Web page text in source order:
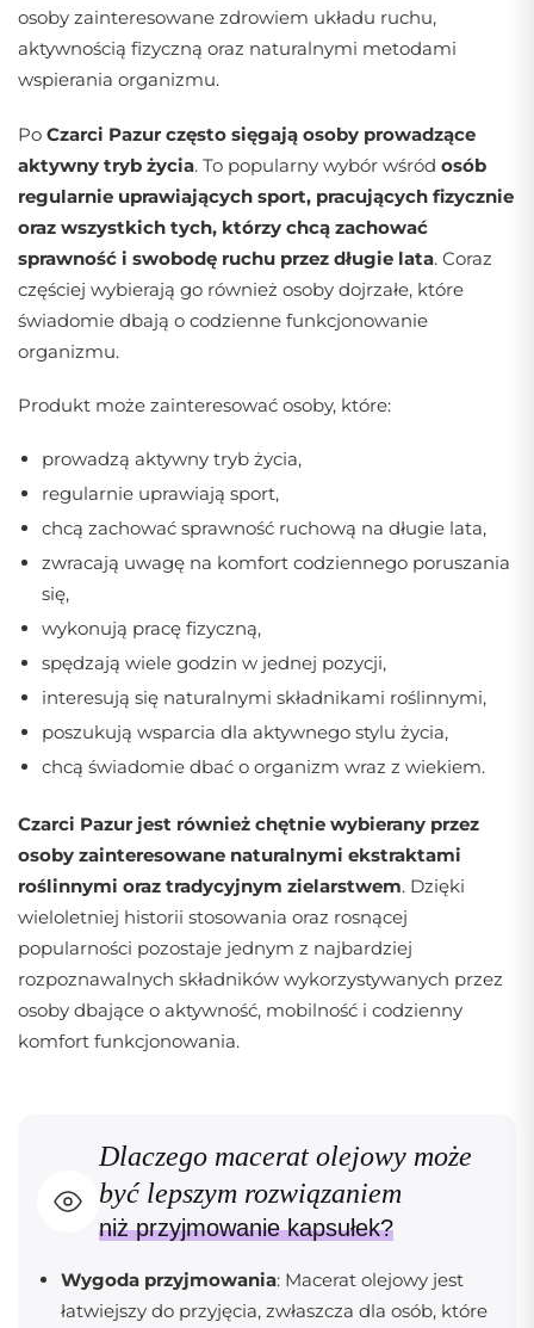
osoby zainteresowane zdrowiem układu ruchu,
aktywnością fizyczną oraz naturalnymi metodami
wspierania organizmu.
Po Czarci Pazur często sięgają osoby prowadzące
aktywny tryb życia. To popularny wybór wśród osób
regularnie uprawiających sport, pracujących fizycznie
oraz wszystkich tych, którzy chcą zachować
sprawność i swobodę ruchu przez długie lata. Coraz
częściej wybierają go również osoby dojrzałe, które
świadomie dbają o codzienne funkcjonowanie
organizmu.
Produkt może zainteresować osoby, które:
prowadzą aktywny tryb życia,
regularnie uprawiają sport,
chcą zachować sprawność ruchową na długie lata,
zwracają uwagę na komfort codziennego poruszania
się,
wykonują pracę fizyczną,
spędzają wiele godzin w jednej pozycji,
interesują się naturalnymi składnikami roślinnymi,
poszukują wsparcia dla aktywnego stylu życia,
chcą świadomie dbać o organizm wraz z wiekiem.
Czarci Pazur jest również chętnie wybierany przez
osoby zainteresowane naturalnymi ekstraktami
roślinnymi oraz tradycyjnym zielarstwem. Dzięki
wieloletniej historii stosowania oraz rosnącej
popularności pozostaje jednym z najbardziej
rozpoznawalnych składników wykorzystywanych przez
osoby dbające o aktywność, mobilność i codzienny
komfort funkcjonowania.
Dlaczego macerat olejowy może
być lepszym rozwiązaniem
niż przyjmowanie kapsułek?
Wygoda przyjmowania: Macerat olejowy jest
łatwiejszy do przyjęcia, zwłaszcza dla osób, które